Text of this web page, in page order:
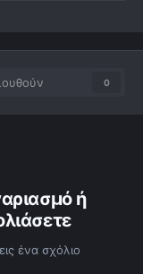
0
ή
ένα σχόλιο